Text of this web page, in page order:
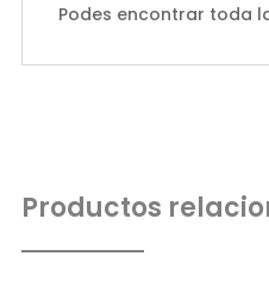
Podes encontrar toda
Productos